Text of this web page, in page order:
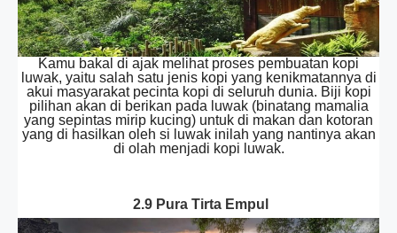
Kamu bakal di ajak melihat proses pembuatan kopi
luwak, yaitu salah satu jenis kopi yang kenikmatannya di
akui masyarakat pecinta kopi di seluruh dunia. Biji kopi
pilihan akan di berikan pada luwak (binatang mamalia
yang sepintas mirip kucing) untuk di makan dan kotoran
yang di hasilkan oleh si luwak inilah yang nantinya akan
di olah menjadi kopi luwak.
2.9 Pura Tirta Empul